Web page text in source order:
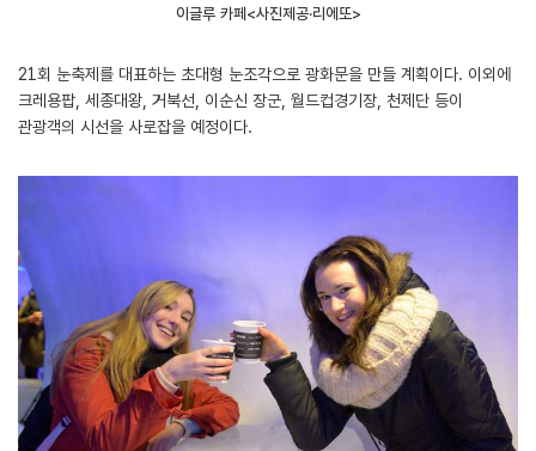
이글루 카페<사진제공·리에또>
21회 눈축제를 대표하는 초대형 눈조각으로 광화문을 만들 계획이다. 이외에
크레용팝, 세종대왕, 거북선, 이순신 장군, 월드컵경기장, 천제단 등이
관광객의 시선을 사로잡을 예정이다.